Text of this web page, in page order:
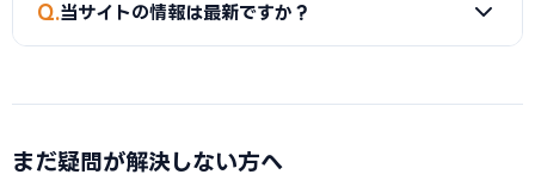
業計画通りに遂行されなかった場合や不正があった場合は返
Q 当サイトの情報は最新ですか？
正に基づいた情報を掲載しています。詳細は記事一覧の各記
まだ疑問が解決しない方へ